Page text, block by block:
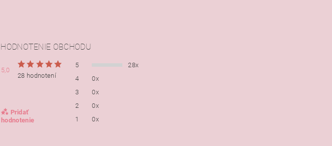
HODNOTENIE OBCHODU
5,0
28 hodnotení
Pridať
hodnotenie
5
28x
4
0x
3
0x
2
0x
1
0x